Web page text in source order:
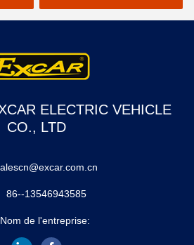
ELECTRIC VEHICLE
CO., LTD
86--13546943585
Nom de l'entreprise: